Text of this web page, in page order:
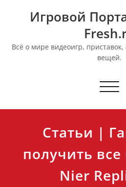
Игровой
Всё о мире видеоигр,
вещей.
Статьи |
получить
Nier